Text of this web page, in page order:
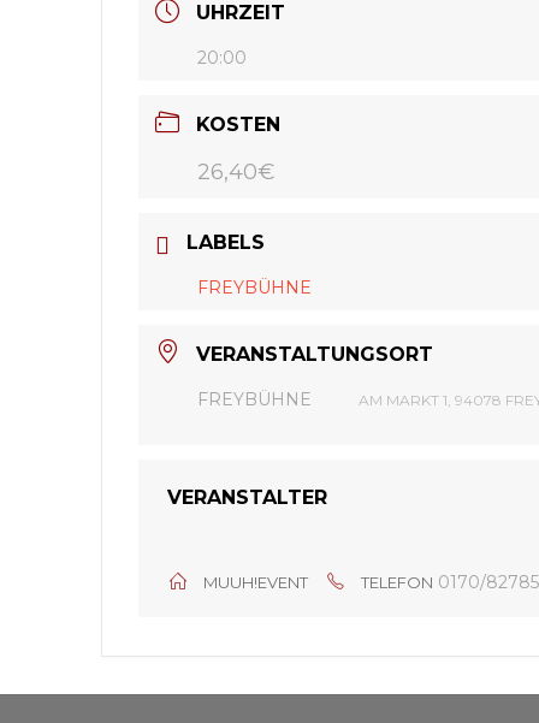
UHRZEIT
20:00
KOSTEN
26,40€
LABELS
FREYBÜHNE
VERANSTALTUNGSORT
FREYBÜHNE AM MARKT 1, 94078
VERANSTALTER
MUUH!EVENT TELEFON 0170/